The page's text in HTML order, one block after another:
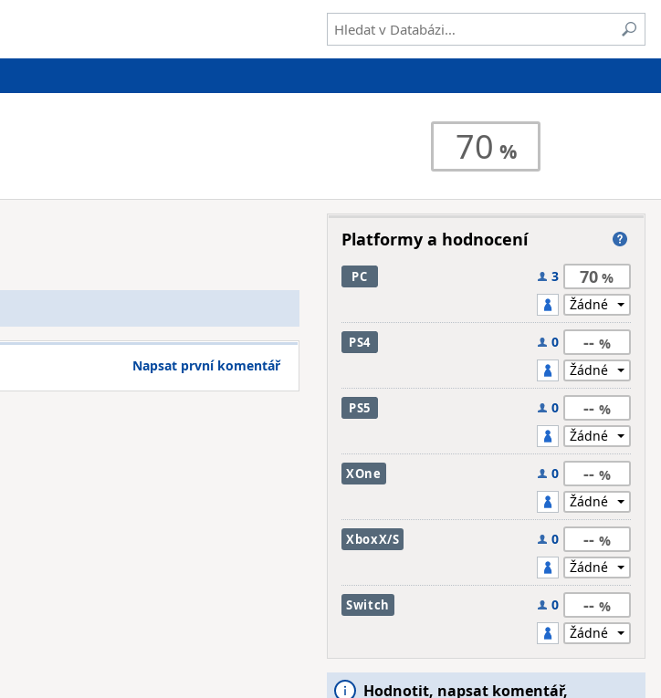
70
Napsat první komentář
Platformy a hodnocení
PC 3 70
PS4 0 --
PS5 0 --
XOne 0 --
XboxX/S 0 --
Switch 0 --
Hodnotit, napsat komentář,